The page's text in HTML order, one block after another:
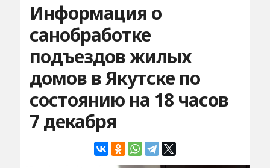
Информация о
санобработке
подъездов жилых
домов в Якутске по
состоянию на 18 часов
7 декабря